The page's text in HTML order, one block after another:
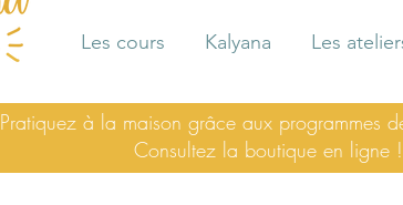
Les cours Kalyana Les
Pratiquez à la maison grâce aux programmes
Consultez la boutique en ligne !